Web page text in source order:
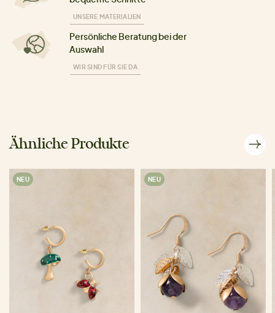
UNSERE MATERIALIEN
Persönliche Beratung bei der
Auswahl
WIR SIND FÜR SIE DA
Ähnliche Produkte
NEU NEU